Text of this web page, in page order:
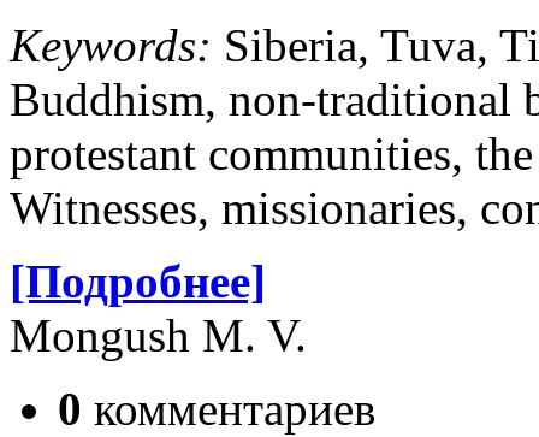
Keywords: Siberia, Tuva,
Buddhism, non-traditional
protestant communities,
Witnesses, missionaries,
[Подробнее]
Mongush M. V.
0 комментариев